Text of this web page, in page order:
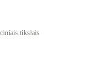
tikslais